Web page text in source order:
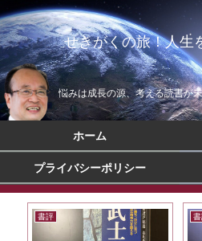
せきがくの旅！人生
悩みは成長の源、考える読書が
ホーム
プライバシーポリシー
書評